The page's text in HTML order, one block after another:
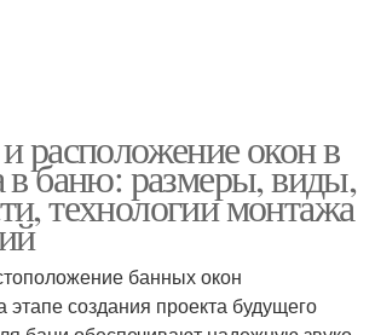
расположение окон в
в баню: размеры, виды,
технологии монтажа
банных окон
этапе создания проекта будущего